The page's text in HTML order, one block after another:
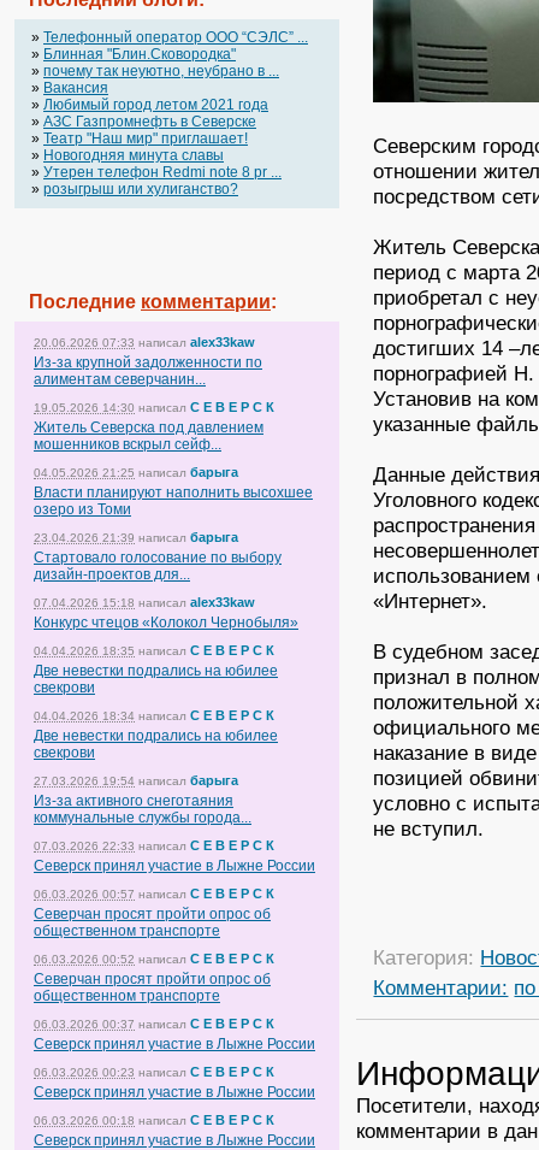
» Телефонный оператор OOO “СЭЛС” ...
» Блинная "Блин.Сковородка"
» почему так неуютно, неубрано в ...
» Вакансия
» Любимый город летом 2021 года
» АЗС Газпромнефть в Северске
» Театр "Наш мир" приглашает!
» Новогодняя минута славы
» Утерен телефон Redmi note 8 pr ...
» розыгрыш или хулиганство?
Последние комментарии:
20.06.2026 07:33 написал alex33kaw
Из-за крупной задолженности по
алиментам северчанин...
19.05.2026 14:30 написал С Е В Е Р С К
Житель Северска под давлением
мошенников вскрыл сейф...
04.05.2026 21:25 написал барыга
Власти планируют наполнить высохшее
озеро из Томи
23.04.2026 21:39 написал барыга
Стартовало голосование по выбору
дизайн-проектов для...
07.04.2026 15:18 написал alex33kaw
Конкурс чтецов «Колокол Чернобыля»
04.04.2026 18:35 написал С Е В Е Р С К
Две невестки подрались на юбилее
свекрови
04.04.2026 18:34 написал С Е В Е Р С К
Две невестки подрались на юбилее
свекрови
27.03.2026 19:54 написал барыга
Из-за активного снеготаяния
коммунальные службы города...
07.03.2026 22:33 написал С Е В Е Р С К
Северск принял участие в Лыжне России
06.03.2026 00:57 написал С Е В Е Р С К
Северчан просят пройти опрос об
общественном транспорте
06.03.2026 00:52 написал С Е В Е Р С К
Северчан просят пройти опрос об
общественном транспорте
06.03.2026 00:37 написал С Е В Е Р С К
Северск принял участие в Лыжне России
06.03.2026 00:23 написал С Е В Е Р С К
Северск принял участие в Лыжне России
06.03.2026 00:18 написал С Е В Е Р С К
Северск принял участие в Лыжне России
Северским
отношении
посредством
Житель
период с марта
приобретал с
достигших 14
порнографией Н.
Установив на
указанные
Данные
Уголовного
«Интернет».
В судебном
признал в
положительной
официального
наказание в
позицией
условно с
не вступил.
Категория:
Комментарии:
Посетители,
комментарии в